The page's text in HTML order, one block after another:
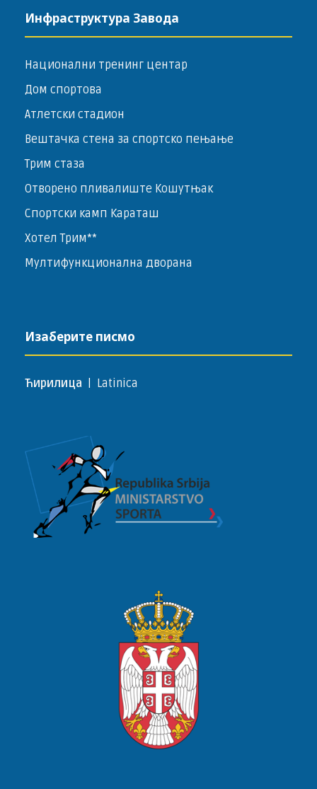
Инфраструктура Завода
Национални тренинг центар
Дом спортова
Атлетски стадион
Вештачка стена за спортско пењање
Трим стаза
Отворено пливалиште Кошутњак
Спортски камп Караташ
Хотел Трим**
Мултифункционална дворана
Изаберите писмо
Ћирилица Latinica